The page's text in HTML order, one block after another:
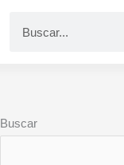
Buscar